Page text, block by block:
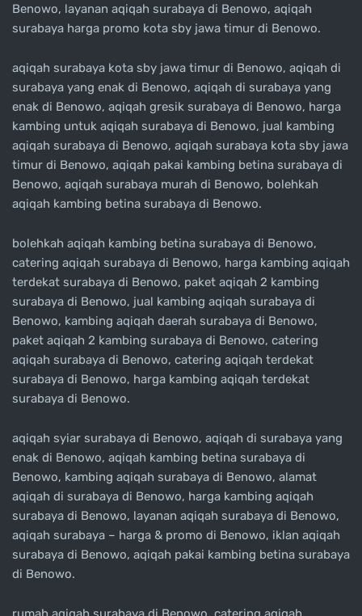
Benowo, layanan aqiqah surabaya di Benowo, aqiqah
surabaya harga promo kota sby jawa timur di Benowo.
aqiqah surabaya kota sby jawa timur di Benowo, aqiqah di
surabaya yang enak di Benowo, aqiqah di surabaya yang
enak di Benowo, aqiqah gresik surabaya di Benowo, harga
kambing untuk aqiqah surabaya di Benowo, jual kambing
aqiqah surabaya di Benowo, aqiqah surabaya kota sby jawa
timur di Benowo, aqiqah pakai kambing betina surabaya di
Benowo, aqiqah surabaya murah di Benowo, bolehkah
aqiqah kambing betina surabaya di Benowo.
bolehkah aqiqah kambing betina surabaya di Benowo,
catering aqiqah surabaya di Benowo, harga kambing aqiqah
terdekat surabaya di Benowo, paket aqiqah 2 kambing
surabaya di Benowo, jual kambing aqiqah surabaya di
Benowo, kambing aqiqah daerah surabaya di Benowo,
paket aqiqah 2 kambing surabaya di Benowo, catering
aqiqah surabaya di Benowo, catering aqiqah terdekat
surabaya di Benowo, harga kambing aqiqah terdekat
surabaya di Benowo.
aqiqah syiar surabaya di Benowo, aqiqah di surabaya yang
enak di Benowo, aqiqah kambing betina surabaya di
Benowo, kambing aqiqah surabaya di Benowo, alamat
aqiqah di surabaya di Benowo, harga kambing aqiqah
surabaya di Benowo, layanan aqiqah surabaya di Benowo,
aqiqah surabaya – harga & promo di Benowo, iklan aqiqah
surabaya di Benowo, aqiqah pakai kambing betina surabaya
di Benowo.